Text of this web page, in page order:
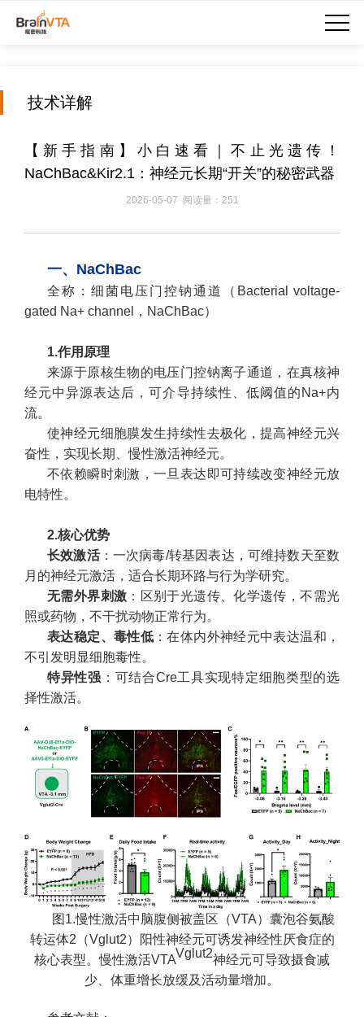
技术详解
【新手指南】小白速看｜不止光遗传！
NaChBac&Kir2.1：神经元长期“开关”的秘密武器
2026-05-07 阅读量：251
一、NaChBac
全称：细菌电压门控钠通道（Bacterial voltage-
gated Na+ channel，NaChBac）
1.作用原理
来源于原核生物的电压门控钠离子通道，在真核神
经元中异源表达后，可介导持续性、低阈值的Na+内
流。
使神经元细胞膜发生持续性去极化，提高神经元兴
奋性，实现长期、慢性激活神经元。
不依赖瞬时刺激，一旦表达即可持续改变神经元放
电特性。
2.核心优势
长效激活：一次病毒/转基因表达，可维持数天至数
月的神经元激活，适合长期环路与行为学研究。
无需外界刺激 ：区别于光遗传、化学遗传，不需光
照或药物，不干扰动物正常行为。
表达稳定、毒性低 ：在体内外神经元中表达温和，
不引发明显细胞毒性。
特异性强 ：可结合Cre工具实现特定细胞类型的选
择性激活。
图1.慢性激活中脑腹侧被盖区（VTA）囊泡谷氨酸
转运体2（Vglut2）阳性神经元可诱发神经性厌食症的
核心表型。慢性激活VTAVglut2神经元可导致摄食减
少、体重增长放缓及活动量增加。